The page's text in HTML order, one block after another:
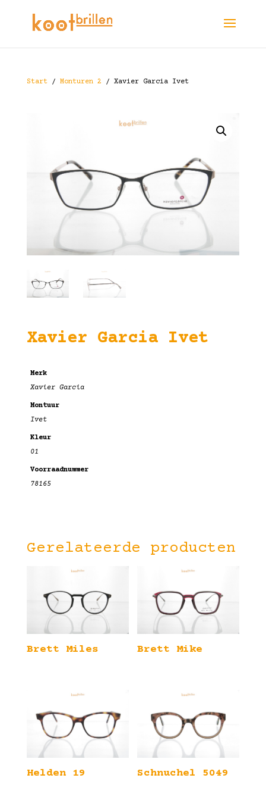
Start/ Monturen 2 / Xavier Garcia Ivet
Xavier Garcia Ivet
Merk
Xavier Garcia
Montuur
Ivet
Kleur
01
Voorraadnummer
78165
Gerelateerde producten
Brett Miles Brett Mike
Helden 19 Schnuchel 5049